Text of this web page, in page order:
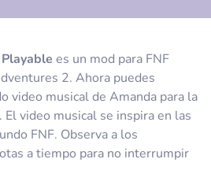
es un mod para FNF
2. Ahora puedes
video musical de Amanda para la
El video musical se inspira en las
FNF. Observa a los
a tiempo para no interrumpir